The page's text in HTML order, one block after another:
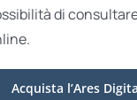
di
Acquista l’Ares